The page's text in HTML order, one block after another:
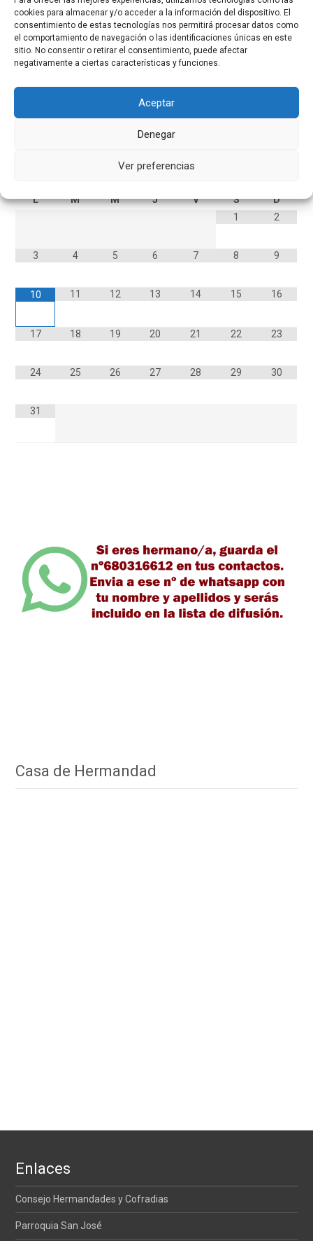
cookies para almacenar y/o acceder a la información del dispositivo. El
consentimiento de estas tecnologías nos permitirá procesar datos como
el comportamiento de navegación o las identificaciones únicas en este
sitio. No consentir o retirar el consentimiento, puede afectar
negativamente a ciertas características y funciones.
Aceptar
Denegar
Ver preferencias
AGOSTO 2026
L M M J V S
D
1
2
3 4 5 6 7 8 9
10 11 12 13 14 15 16
17 18 19 20 21 22 23
24 25 26 27 28 29 30
31
Casa de Hermandad
Enlaces
Consejo Hermandades y Cofradias
Parroquia San José